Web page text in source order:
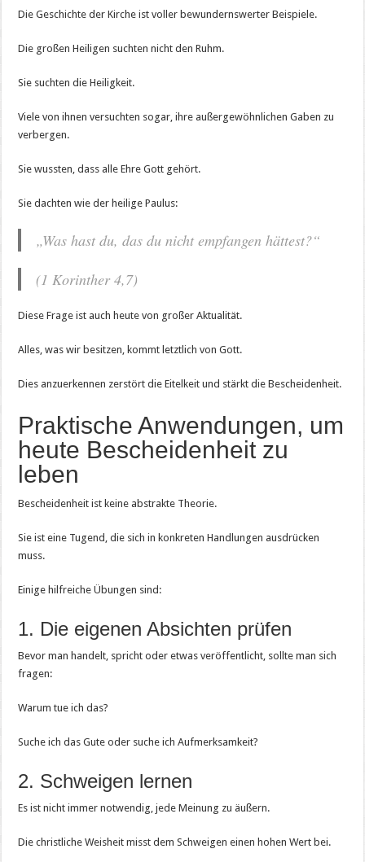
Die Geschichte der Kirche ist voller bewundernswerter Beispiele.
Die großen Heiligen suchten nicht den Ruhm.
Sie suchten die Heiligkeit.
Viele von ihnen versuchten sogar, ihre außergewöhnlichen Gaben zu
verbergen.
Sie wussten, dass alle Ehre Gott gehört.
Sie dachten wie der heilige Paulus:
„Was hast du, das du nicht empfangen hättest?“
(1 Korinther 4,7)
Diese Frage ist auch heute von großer Aktualität.
Alles, was wir besitzen, kommt letztlich von Gott.
Dies anzuerkennen zerstört die Eitelkeit und stärkt die Bescheidenheit.
Praktische Anwendungen, um
heute Bescheidenheit zu
leben
Bescheidenheit ist keine abstrakte Theorie.
Sie ist eine Tugend, die sich in konkreten Handlungen ausdrücken
muss.
Einige hilfreiche Übungen sind:
1. Die eigenen Absichten prüfen
Bevor man handelt, spricht oder etwas veröffentlicht, sollte man sich
fragen:
Warum tue ich das?
Suche ich das Gute oder suche ich Aufmerksamkeit?
2. Schweigen lernen
Es ist nicht immer notwendig, jede Meinung zu äußern.
Die christliche Weisheit misst dem Schweigen einen hohen Wert bei.